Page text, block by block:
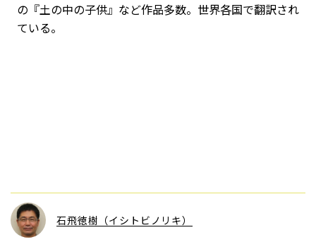
の『土の中の子供』など作品多数。世界各国で翻訳され
ている。
石飛徳樹（イシトビノリキ）